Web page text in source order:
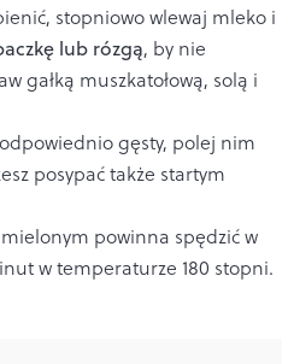
stopniowo wlewaj mleko i
lub rózgą, by nie
gałką muszkatołową, solą i
gęsty, polej nim
posypać także startym
powinna spędzić w
w temperaturze 180 stopni.